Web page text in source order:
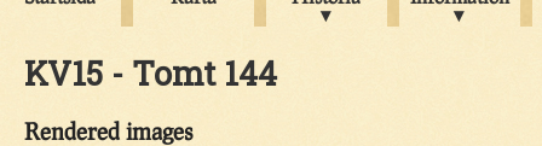
KV15 - Tomt 144
Rendered images